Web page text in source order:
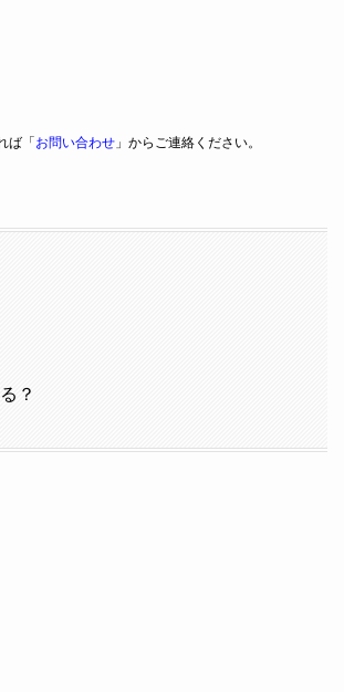
ば「 お問い合わせ 」からご連絡ください。
？